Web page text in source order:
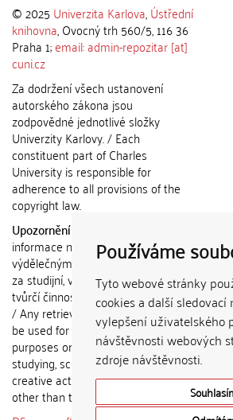
Používáme
Tyto webové stránky
cookies a další sledovací
vylepšení uživatelského
návštěvnosti webových
zdroje návštěvnosti.
© 2025 Univerzita Karlova,Ústřední
knihovna, Ovocný trh 560/5, 116 36
Praha 1;email: admin-repozitar [at]
cuni.cz
Za dodržení všech ustanovení
autorského zákona jsou
zodpovědné jednotlivé složky
Univerzity Karlovy. / Each
constituent part of Charles
University is responsible for
adherence to all provisions of the
copyright law.
Upozornění / Notice:
informace nemohou být použity k
výdělečným účelům nebo vydávány
za studijní, vědeckou nebo jinou
tvůrčí činnost jiné osoby než autora.
/ Any retrieved information shall not
be used for any commercial
purposes or claimed as results of
studying, scientific or any other
creative activities of any person
other than the author.